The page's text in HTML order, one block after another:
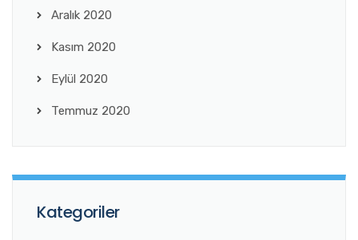
Aralık 2020
Kasım 2020
Eylül 2020
Temmuz 2020
Kategoriler